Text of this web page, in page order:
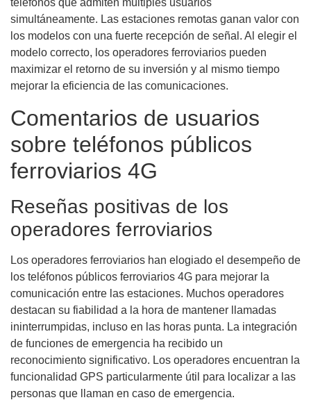
teléfonos que admiten múltiples usuarios
simultáneamente. Las estaciones remotas ganan valor con
los modelos con una fuerte recepción de señal. Al elegir el
modelo correcto, los operadores ferroviarios pueden
maximizar el retorno de su inversión y al mismo tiempo
mejorar la eficiencia de las comunicaciones.
Comentarios de usuarios
sobre teléfonos públicos
ferroviarios 4G
Reseñas positivas de los
operadores ferroviarios
Los operadores ferroviarios han elogiado el desempeño de
los teléfonos públicos ferroviarios 4G para mejorar la
comunicación entre las estaciones. Muchos operadores
destacan su fiabilidad a la hora de mantener llamadas
ininterrumpidas, incluso en las horas punta. La integración
de funciones de emergencia ha recibido un
reconocimiento significativo. Los operadores encuentran la
funcionalidad GPS particularmente útil para localizar a las
personas que llaman en caso de emergencia.